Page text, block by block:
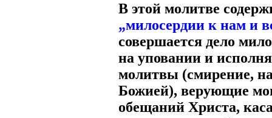
В этой молитве
„милосердии к нам и
совершается дело
на уповании и
молитвы (смирение,
Божией), верующие
обещаний Христа,